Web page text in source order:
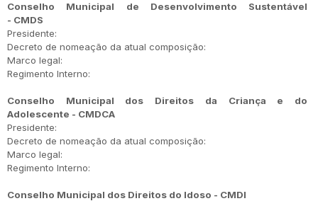
Conselho Municipal de Desenvolvimento Sustentável
- CMDS
Presidente:
Decreto de nomeação da atual composição:
Marco legal:
Regimento Interno:
Conselho Municipal dos Direitos da Criança e do
Adolescente - CMDCA
Presidente:
Decreto de nomeação da atual composição:
Marco legal:
Regimento Interno:
Conselho Municipal dos Direitos do Idoso - CMDI